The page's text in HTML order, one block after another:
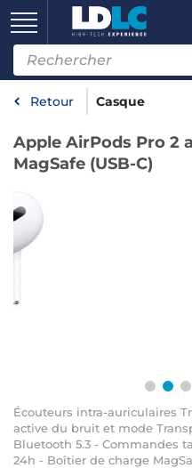
Retour Casque
Apple AirPods Pro 2
MagSafe (USB-C)
Écouteurs intra-auriculaires
active du bruit et mode
Bluetooth 5.3 - Commandes
24h - Boîtier de charge